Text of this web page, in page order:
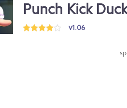
Punch Kick
v1.06